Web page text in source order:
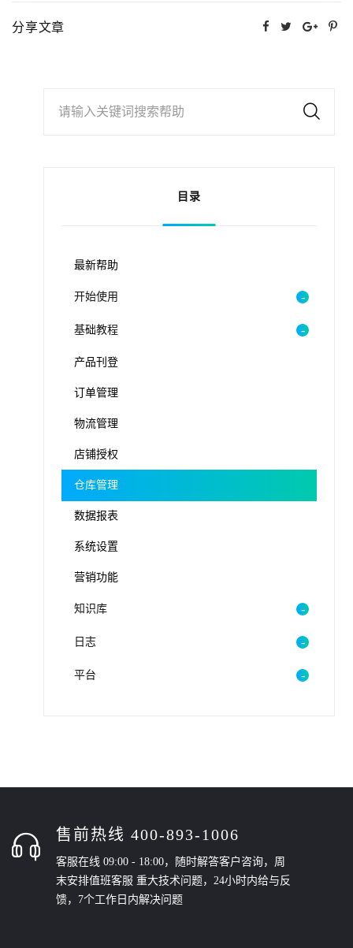
分享文章
请输入关键词搜索帮助
目录
最新帮助
开始使用
基础教程
产品刊登
订单管理
物流管理
店铺授权
仓库管理
数据报表
系统设置
营销功能
知识库
日志
平台
售前热线 400-893-1006
客服在线 09:00 - 18:00，随时解答客户咨询，周
末安排值班客服 重大技术问题，24小时内给与反
馈，7个工作日内解决问题